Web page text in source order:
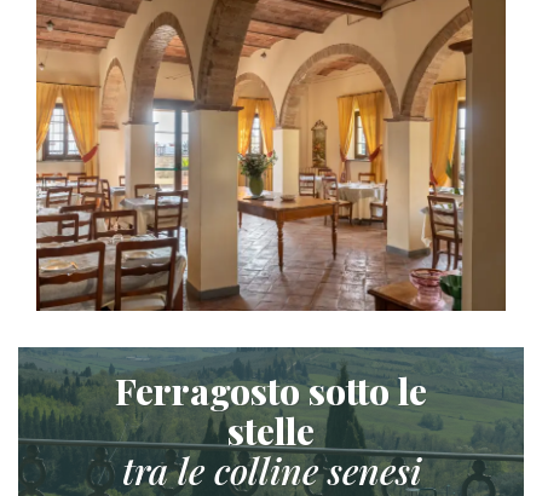
Ferragosto sotto le
stelle
tra le colline senesi